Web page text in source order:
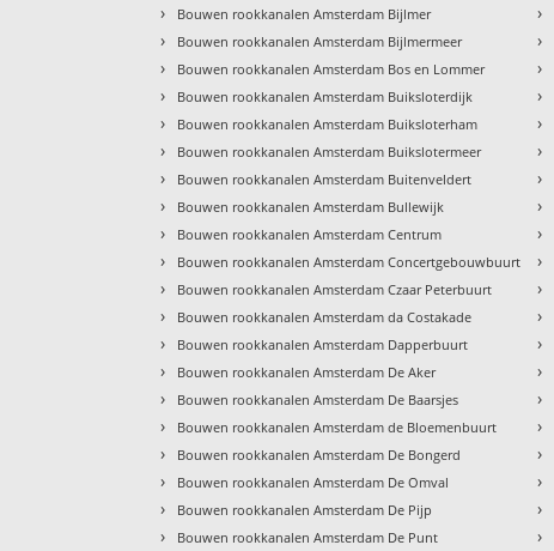
› Bouwen rookkanalen Amsterdam Bijlmer
› Bouwen rookkanalen Amsterdam Bijlmermeer
› Bouwen rookkanalen Amsterdam Bos en Lommer
› Bouwen rookkanalen Amsterdam Buiksloterdijk
› Bouwen rookkanalen Amsterdam Buiksloterham
› Bouwen rookkanalen Amsterdam Buikslotermeer
› Bouwen rookkanalen Amsterdam Buitenveldert
› Bouwen rookkanalen Amsterdam Bullewijk
› Bouwen rookkanalen Amsterdam Centrum
› Bouwen rookkanalen Amsterdam Concertgebouwbuurt
› Bouwen rookkanalen Amsterdam Czaar Peterbuurt
› Bouwen rookkanalen Amsterdam da Costakade
› Bouwen rookkanalen Amsterdam Dapperbuurt
› Bouwen rookkanalen Amsterdam De Aker
› Bouwen rookkanalen Amsterdam De Baarsjes
› Bouwen rookkanalen Amsterdam de Bloemenbuurt
› Bouwen rookkanalen Amsterdam De Bongerd
› Bouwen rookkanalen Amsterdam De Omval
› Bouwen rookkanalen Amsterdam De Pijp
› Bouwen rookkanalen Amsterdam De Punt
›
›
›
›
›
›
›
›
›
›
›
›
›
›
›
›
›
›
›
›